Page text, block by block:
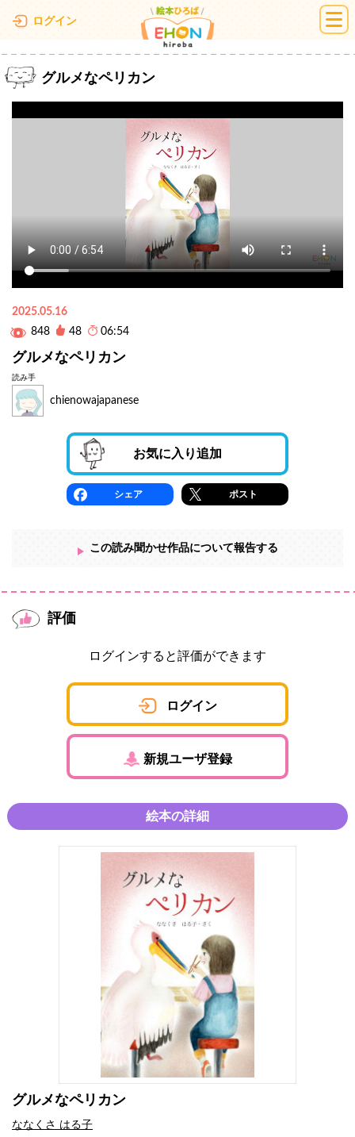
ログイン 絵本ひろば
グルメなペリカン
2025.05.16
848
48 06:54
グルメなペリカン
読み手
chienowajapanese
お気に入り追加
シェア ポスト
この読み聞かせ作品について報告する
評価
ログインすると評価ができます
ログイン
新規ユーザ登録
絵本の詳細
グルメなペリカン
ななくさ はる子